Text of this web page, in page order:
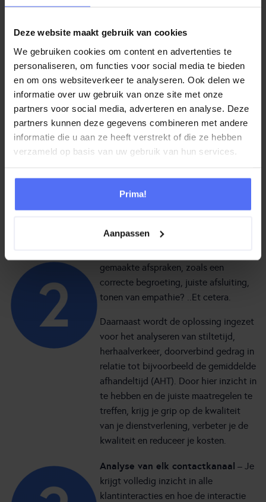
Deze website maakt gebruik van cookies
We gebruiken cookies om content en advertenties te
personaliseren, om functies voor social media te bieden
en om ons websiteverkeer te analyseren. Ook delen we
informatie over uw gebruik van onze site met onze
partners voor social media, adverteren en analyse. Deze
partners kunnen deze gegevens combineren met andere
informatie die u aan ze heeft verstrekt of die ze hebben
verzameld op basis van uw gebruik van hun services.
Prima!
Aanpassen
gesprek heeft plaatsgevonden over
“schrijfwaren”, waarbij ook
automatisch wordt vastgelegd dat het
gaat om “potloden”. Duidelijk wordt
dat het een klacht betreft en dat gaat
om de verkeerde “kleur”. Kortom je
legt veel meer informatie vast bij een
gesprek.
dienstverlening– Je krijgt 100%
inzicht in de conversaties, terwijl in de
meeste organisaties de
van alle gesprekken kan beoordelen.
gemaakte afspraken, zoals een
correcte begroeting, juiste afsluiting,
tonen van empathie? ..Et cetera.
Daarnaast wordt de oplossing ingezet
voor het analyseren van stiltetijd,
herhaalverkeer, doorverbind gedrag in
relatie tot bijvoorbeeld de gemiddelde
afhandeltijd (AHT). Door hier inzicht in
te hebben en de juiste maatregelen te
treffen, krijg je grip op de kwaliteit
van je dienstverlening, verbeter je de
kwaliteit en reduceer je kosten.
Analyse van elk contactkanaal – Je
krijgt volledig inzicht in alle
klantinteracties en hoe de interactie